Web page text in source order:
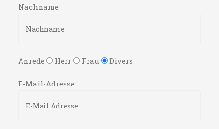
Nachname
Anrede Herr Frau Divers
E-Mail-Adresse: